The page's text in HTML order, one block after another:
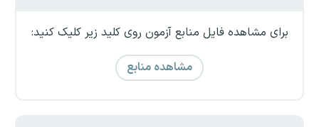
برای مشاهده فایل منابع آزمون روی کلید زیر کلیک کنید:
مشاهده منابع